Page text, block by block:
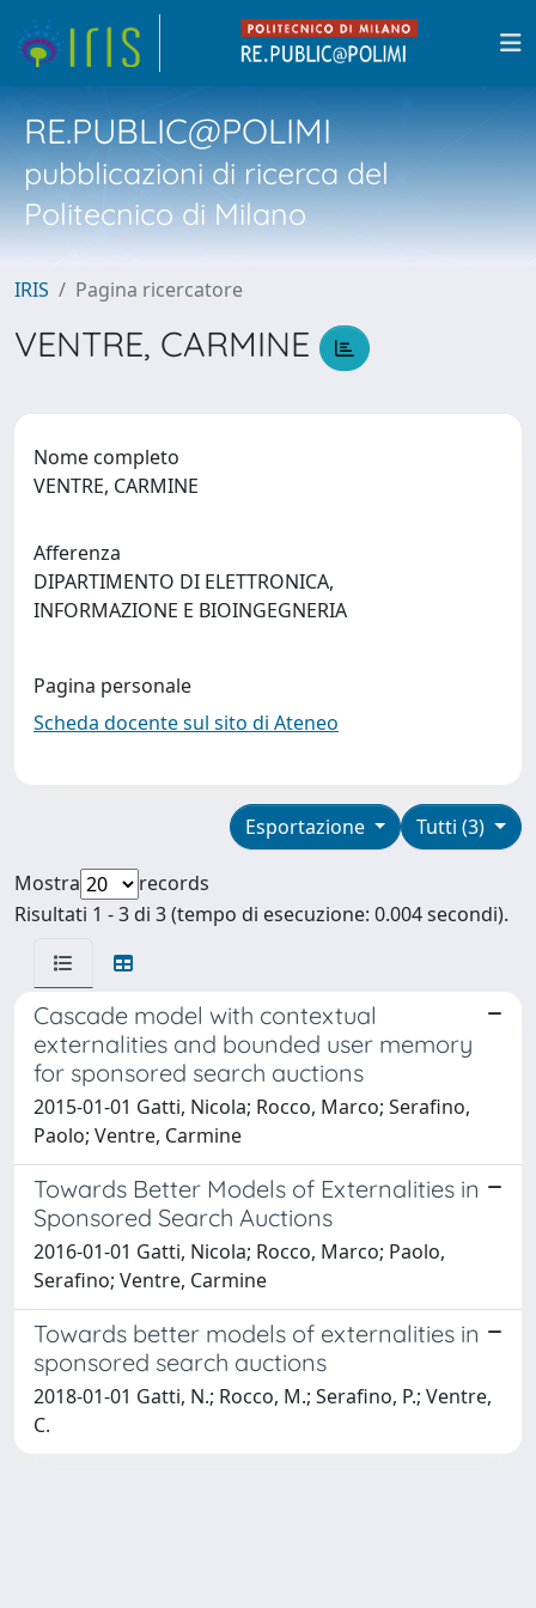
RE.PUBLIC@POLIMI
pubblicazioni di ricerca del
Politecnico di Milano
IRIS Pagina ricercatore
VENTRE, CARMINE
Nome completo
VENTRE, CARMINE
Afferenza
DIPARTIMENTO DI ELETTRONICA,
INFORMAZIONE E BIOINGEGNERIA
Pagina personale
Scheda docente sul sito di Ateneo
Tutti (3)
Esportazione
Mostra
records
Risultati 1 - 3 di 3 (tempo di esecuzione: 0.004 secondi).
Cascade model with contextual
externalities and bounded user memory
for sponsored search auctions
2015-01-01 Gatti, Nicola; Rocco, Marco; Serafino,
Paolo; Ventre, Carmine
Towards Better Models of Externalities in
Sponsored Search Auctions
2016-01-01 Gatti, Nicola; Rocco, Marco; Paolo,
Serafino; Ventre, Carmine
Towards better models of externalities in
sponsored search auctions
2018-01-01 Gatti, N.; Rocco, M.; Serafino, P.; Ventre,
C.